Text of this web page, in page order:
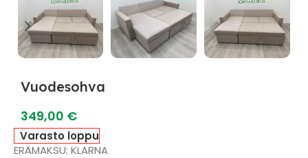
Vuodesohva
349,00 €
Varasto loppu
ERÄMAKSU: KLARNA